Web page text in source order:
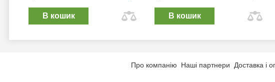
В кошик В кошик
Про компанію Наші партнери Доставка і